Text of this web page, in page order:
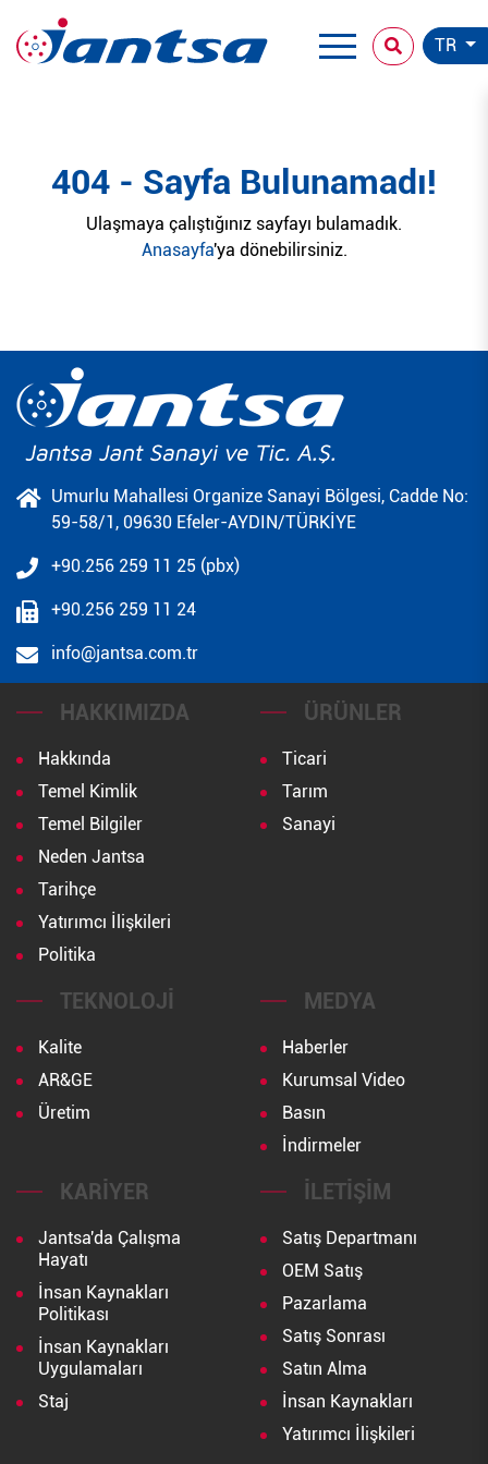
TR
404 - Sayfa Bulunamadı!
Ulaşmaya çalıştığınız sayfayı bulamadık.
Anasayfa'ya dönebilirsiniz.
Umurlu Mahallesi Organize Sanayi Bölgesi, Cadde No:
59-58/1, 09630 Efeler-AYDIN/TÜRKİYE
+90.256 259 11 25 (pbx)
+90.256 259 11 24
info@jantsa.com.tr
HAKKIMIZDA
Hakkında
Temel Kimlik
Temel Bilgiler
Neden Jantsa
Tarihçe
Yatırımcı İlişkileri
Politika
ÜRÜNLER
Ticari
Tarım
Sanayi
TEKNOLOJI
Kalite
AR&GE
Üretim
MEDYA
Haberler
Kurumsal Video
Basın
İndirmeler
KARIYER
Jantsa'da Çalışma
Hayatı
İnsan Kaynakları
Politikası
İnsan Kaynakları
Uygulamaları
Staj
İLETIŞIM
Satış Departmanı
OEM Satış
Pazarlama
Satış Sonrası
Satın Alma
İnsan Kaynakları
Yatırımcı İlişkileri